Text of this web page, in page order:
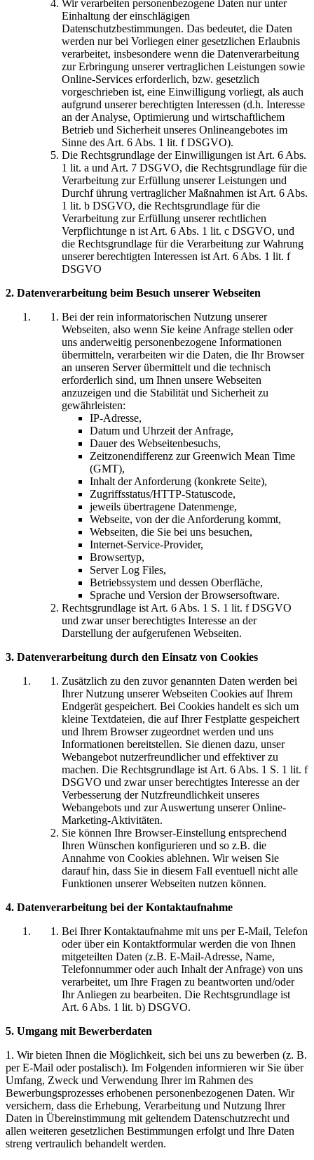
Wir verarbeiten personenbezogene Daten nur unter
Einhaltung der einschlägigen
Datenschutzbestimmungen. Das bedeutet, die Daten
werden nur bei Vorliegen einer gesetzlichen Erlaubnis
verarbeitet, insbesondere wenn die Datenverarbeitung
zur Erbringung unserer vertraglichen Leistungen sowie
Online-Services erforderlich, bzw. gesetzlich
vorgeschrieben ist, eine Einwilligung vorliegt, als auch
aufgrund unserer berechtigten Interessen (d.h. Interesse
an der Analyse, Optimierung und wirtschaftlichem
Betrieb und Sicherheit unseres Onlineangebotes im
Sinne des Art. 6 Abs. 1 lit. f DSGVO).
Die Rechtsgrundlage der Einwilligungen ist Art. 6 Abs.
1 lit. a und Art. 7 DSGVO, die Rechtsgrundlage für die
Verarbeitung zur Erfüllung unserer Leistungen und
Durchf ührung vertraglicher Maßnahmen ist Art. 6 Abs.
1 lit. b DSGVO, die Rechtsgrundlage für die
Verarbeitung zur Erfüllung unserer rechtlichen
Verpflichtunge n ist Art. 6 Abs. 1 lit. c DSGVO, und
die Rechtsgrundlage für die Verarbeitung zur Wahrung
unserer berechtigten Interessen ist Art. 6 Abs. 1 lit. f
DSGVO
2. Datenverarbeitung beim Besuch unserer Webseiten
Bei der rein informatorischen Nutzung unserer
Webseiten, also wenn Sie keine Anfrage stellen oder
uns anderweitig personenbezogene Informationen
übermitteln, verarbeiten wir die Daten, die Ihr Browser
an unseren Server übermittelt und die technisch
erforderlich sind, um Ihnen unsere Webseiten
anzuzeigen und die Stabilität und Sicherheit zu
gewährleisten:
IP-Adresse,
Datum und Uhrzeit der Anfrage,
Dauer des Webseitenbesuchs,
Zeitzonendifferenz zur Greenwich Mean Time
(GMT),
Inhalt der Anforderung (konkrete Seite),
Zugriffsstatus/HTTP-Statuscode,
jeweils übertragene Datenmenge,
Webseite, von der die Anforderung kommt,
Webseiten, die Sie bei uns besuchen,
Internet-Service-Provider,
Browsertyp,
Server Log Files,
Betriebssystem und dessen Oberfläche,
Sprache und Version der Browsersoftware.
Rechtsgrundlage ist Art. 6 Abs. 1 S. 1 lit. f DSGVO
und zwar unser berechtigtes Interesse an der
Darstellung der aufgerufenen Webseiten.
3. Datenverarbeitung durch den Einsatz von Cookies
Zusätzlich zu den zuvor genannten Daten werden bei
Ihrer Nutzung unserer Webseiten Cookies auf Ihrem
Endgerät gespeichert. Bei Cookies handelt es sich um
kleine Textdateien, die auf Ihrer Festplatte gespeichert
und Ihrem Browser zugeordnet werden und uns
Informationen bereitstellen. Sie dienen dazu, unser
Webangebot nutzerfreundlicher und effektiver zu
machen. Die Rechtsgrundlage ist Art. 6 Abs. 1 S. 1 lit. f
DSGVO und zwar unser berechtigtes Interesse an der
Verbesserung der Nutzfreundlichkeit unseres
Webangebots und zur Auswertung unserer Online-
Marketing-Aktivitäten.
Sie können Ihre Browser-Einstellung entsprechend
Ihren Wünschen konfigurieren und so z.B. die
Annahme von Cookies ablehnen. Wir weisen Sie
darauf hin, dass Sie in diesem Fall eventuell nicht alle
Funktionen unserer Webseiten nutzen können.
4. Datenverarbeitung bei der Kontaktaufnahme
Bei Ihrer Kontaktaufnahme mit uns per E-Mail, Telefon
oder über ein Kontaktformular werden die von Ihnen
mitgeteilten Daten (z.B. E-Mail-Adresse, Name,
Telefonnummer oder auch Inhalt der Anfrage) von uns
verarbeitet, um Ihre Fragen zu beantworten und/oder
Ihr Anliegen zu bearbeiten. Die Rechtsgrundlage ist
Art. 6 Abs. 1 lit. b) DSGVO.
5. Umgang mit Bewerberdaten
1. Wir bieten Ihnen die Möglichkeit, sich bei uns zu bewerben (z. B.
per E-Mail oder postalisch). Im Folgenden informieren wir Sie über
Umfang, Zweck und Verwendung Ihrer im Rahmen des
Bewerbungsprozesses erhobenen personenbezogenen Daten. Wir
versichern, dass die Erhebung, Verarbeitung und Nutzung Ihrer
Daten in Übereinstimmung mit geltendem Datenschutzrecht und
allen weiteren gesetzlichen Bestimmungen erfolgt und Ihre Daten
streng vertraulich behandelt werden.